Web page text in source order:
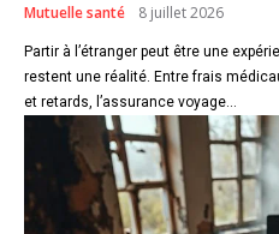
Mutuelle santé 8 juillet 2026
Partir à l’étranger peut être une
restent une réalité. Entre frais
et retards, l’assurance voyage...